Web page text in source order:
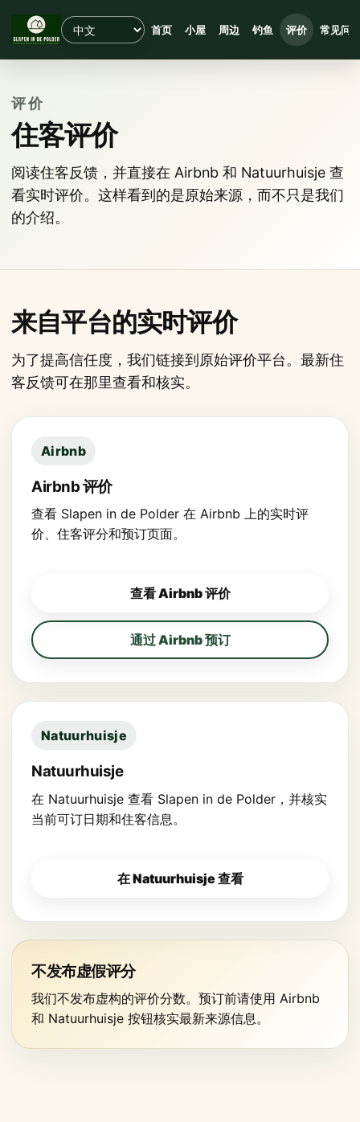
首页 小屋 周边 钓鱼 评价 常见问
评价
住客评价
阅读住客反馈，并直接在 Airbnb 和 Natuurhuisje 查
看实时评价。这样看到的是原始来源，而不只是我们
的介绍。
来自平台的实时评价
为了提高信任度，我们链接到原始评价平台。最新住
客反馈可在那里查看和核实。
Airbnb
Airbnb 评价
查看 Slapen in de Polder 在 Airbnb 上的实时评
价、住客评分和预订页面。
查看 Airbnb 评价
通过 Airbnb 预订
Natuurhuisje
Natuurhuisje
在 Natuurhuisje 查看 Slapen in de Polder，并核实
当前可订日期和住客信息。
在 Natuurhuisje 查看
不发布虚假评分
我们不发布虚构的评价分数。预订前请使用 Airbnb
和 Natuurhuisje 按钮核实最新来源信息。